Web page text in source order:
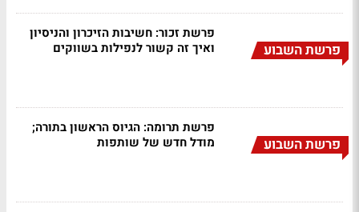
פרשת השבוע
פרשת זכור: חשיבות הזיכרון והניסיון
ואיך זה קשור לנפילות בשווקים
פרשת השבוע
פרשת תרומה: הגיוס הראשון בתורה;
מודל חדש של שותפות